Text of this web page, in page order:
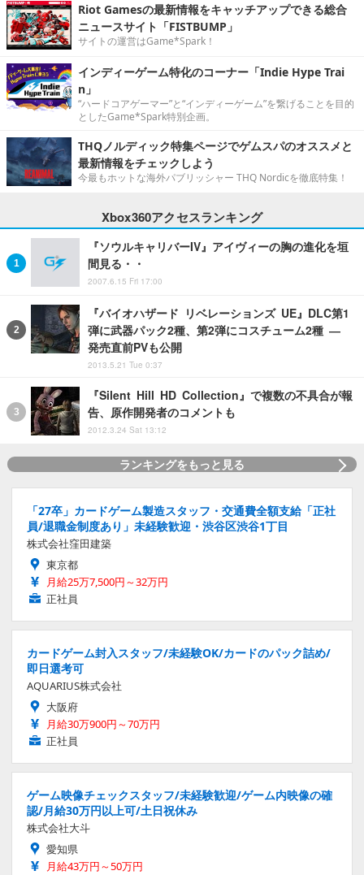
Riot Gamesの最新情報をキャッチアップできる総合
ニュースサイト「FISTBUMP」
サイトの運営はGame*Spark！
インディーゲーム特化のコーナー「Indie Hype Trai
n」
“ハードコアゲーマー”と“インディーゲーム”を繋げることを目的
としたGame*Spark特別企画。
THQノルディック特集ページでゲムスパのオススメと
最新情報をチェックしよう
今最もホットな海外パブリッシャー THQ Nordicを徹底特集！
Xbox360アクセスランキング
『ソウルキャリバーIV』アイヴィーの胸の進化を垣
間見る・・
2007.6.15 Fri 17:00
『バイオハザード リベレーションズ UE』DLC第1
弾に武器パック2種、第2弾にコスチューム2種 ―
発売直前PVも公開
2013.5.21 Tue 0:37
『Silent Hill HD Collection』で複数の不具合が報
告、原作開発者のコメントも
2012.3.24 Sat 13:12
ランキングをもっと見る
「27卒」カードゲーム製造スタッフ・交通費全額支給「正社
員/退職金制度あり」未経験歓迎・渋谷区渋谷1丁目
株式会社窪田建築
東京都
月給25万7,500円～32万円
正社員
カードゲーム封入スタッフ/未経験OK/カードのパック詰め/
即日選考可
AQUARIUS株式会社
大阪府
月給30万900円～70万円
正社員
ゲーム映像チェックスタッフ/未経験歓迎/ゲーム内映像の確
認/月給30万円以上可/土日祝休み
株式会社大斗
愛知県
月給43万円～50万円